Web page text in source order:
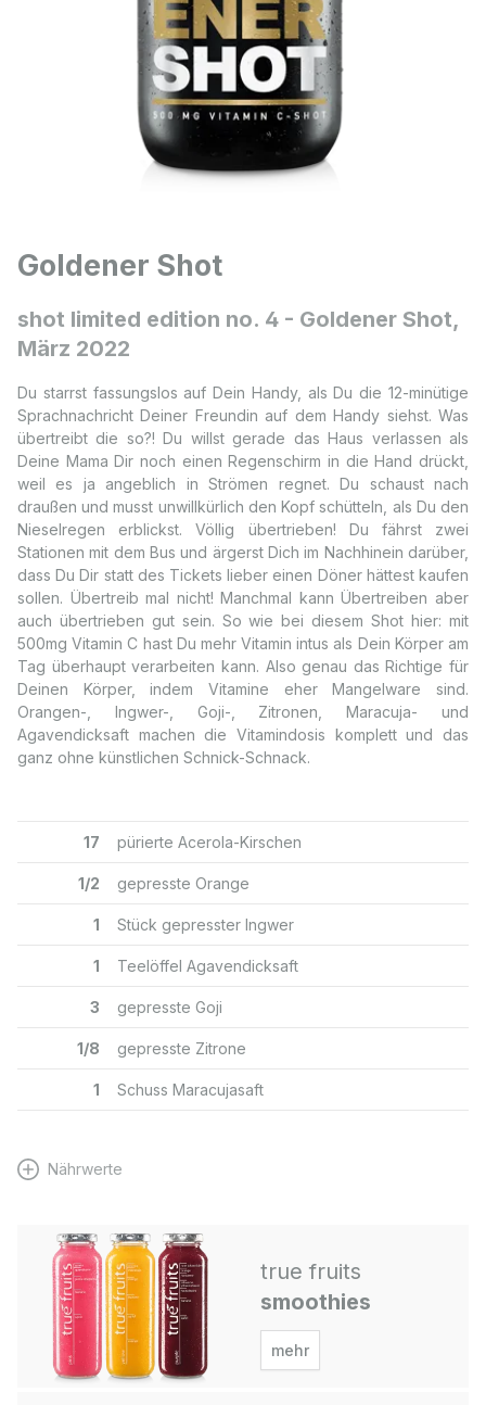
Goldener Shot
shot limited edition no. 4 - Goldener Shot,
März 2022
Du starrst fassungslos auf Dein Handy, als Du die 12-minütige
Sprachnachricht Deiner Freundin auf dem Handy siehst. Was
übertreibt die so?! Du willst gerade das Haus verlassen als
Deine Mama Dir noch einen Regenschirm in die Hand drückt,
weil es ja angeblich in Strömen regnet. Du schaust nach
draußen und musst unwillkürlich den Kopf schütteln, als Du den
Nieselregen erblickst. Völlig übertrieben! Du fährst zwei
Stationen mit dem Bus und ärgerst Dich im Nachhinein darüber,
dass Du Dir statt des Tickets lieber einen Döner hättest kaufen
sollen. Übertreib mal nicht! Manchmal kann Übertreiben aber
auch übertrieben gut sein. So wie bei diesem Shot hier: mit
500mg Vitamin C hast Du mehr Vitamin intus als Dein Körper am
Tag überhaupt verarbeiten kann. Also genau das Richtige für
Deinen Körper, indem Vitamine eher Mangelware sind.
Orangen-, Ingwer-, Goji-, Zitronen, Maracuja- und
Agavendicksaft machen die Vitamindosis komplett und das
ganz ohne künstlichen Schnick-Schnack.
17 pürierte Acerola-Kirschen
1/2 gepresste Orange
1 Stück gepresster Ingwer
1 Teelöffel Agavendicksaft
3 gepresste Goji
1/8 gepresste Zitrone
1 Schuss Maracujasaft
Nährwerte
true fruits
smoothies
mehr